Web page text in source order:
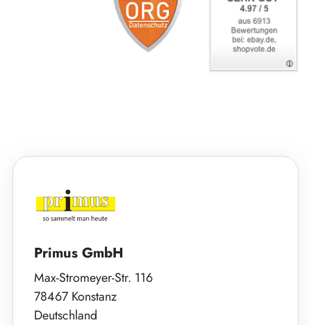
Primus GmbH
Max-Stromeyer-Str. 116
78467 Konstanz
Deutschland